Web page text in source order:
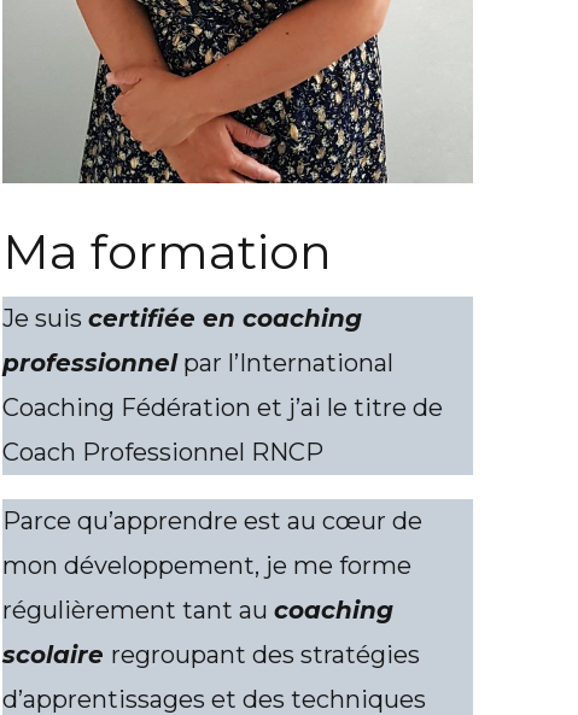
Ma formation
Je suis certifiée en coaching
professionnelpar l’International
Coaching Fédération et j’ai le titre de
Coach Professionnel RNCP
Parce qu’apprendre est au cœur de
mon développement, je me forme
régulièrement tant au coaching
scolaire regroupant des stratégies
d’apprentissages et des techniques